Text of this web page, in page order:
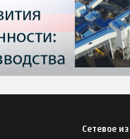
Сетевое